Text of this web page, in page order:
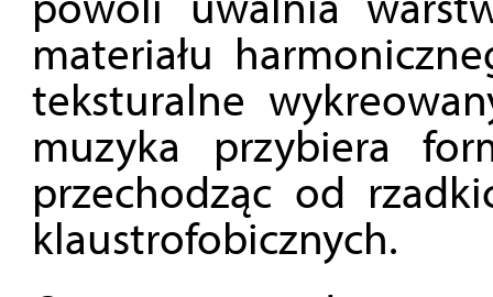
materiału
teksturalne
muzyka przybiera
przechodząc od
klaustrofobicznych.